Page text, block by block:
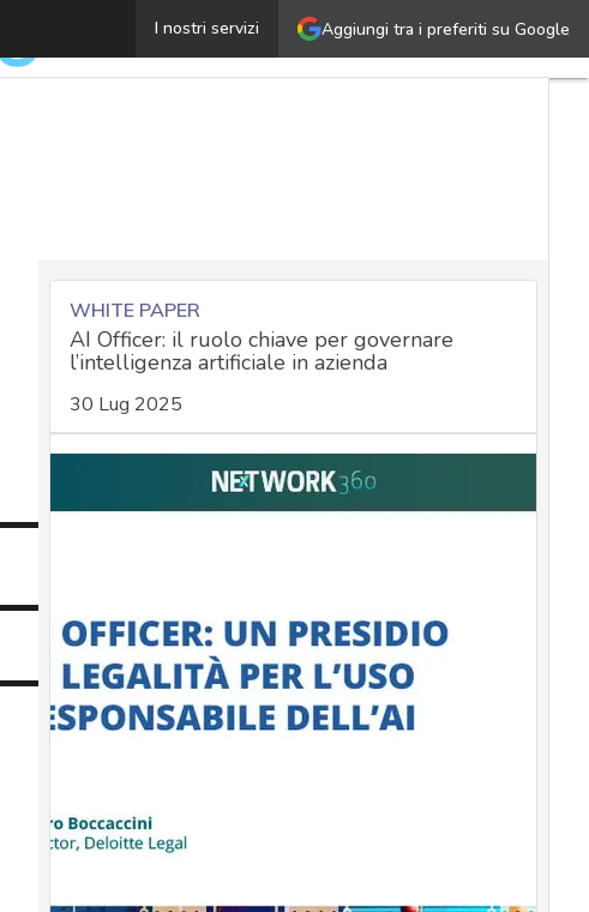
Aggiungi tra i preferiti su Google
I nostri servizi
DDL cyber approvato: tra crittografia e resilienza delle
WHITE PAPER
AI Officer: il ruolo chiave per governare
l’intelligenza artificiale in azienda
30 Lug 2025